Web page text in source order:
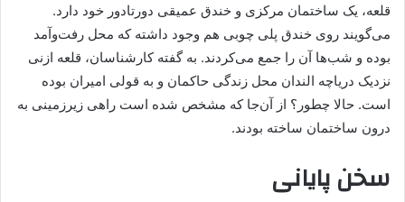
قلعه، یک ساختمان مرکزی و خندق عمیقی دورتادور خود دارد.
می‌گویند روی خندق پلی چوبی هم وجود داشته که محل رفت‌وآمد
بوده و شب‌ها آن را جمع می‌کردند. به گفته کارشناسان، قلعه ازنی
نزدیک دریاچه الندان محل زندگی حاکمان و به قولی امیران بوده
است. حالا چطور؟ از آن‌جا که مشخص شده است راهی زیرزمینی به
درون ساختمان ساخته بودند.
سخن پایانی